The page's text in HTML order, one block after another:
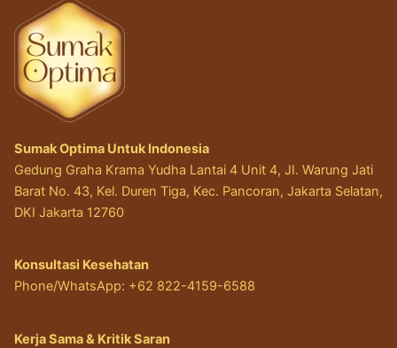
Sumak Optima Untuk Indonesia
Gedung Graha Krama Yudha Lantai 4 Unit 4, JI. Warung Jati
Barat No. 43, Kel. Duren Tiga, Kec. Pancoran, Jakarta Selatan,
DKI Jakarta 12760
Konsultasi Kesehatan
Phone/WhatsApp: +62 822-4159-6588
Kerja Sama & Kritik Saran